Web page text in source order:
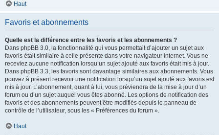
Haut
Favoris et abonnements
Quelle est la différence entre les favoris et les abonnements ?
Dans phpBB 3.0, la fonctionnalité qui vous permettait d’ajouter un sujet aux
favoris était similaire à celle présente dans votre navigateur internet. Vous ne
receviez aucune notification lorsqu’un sujet ajouté aux favoris était mis à jour.
Dans phpBB 3.3, les favoris sont davantage similaires aux abonnements. Vous
pouvez à présent recevoir une notification lorsqu’un sujet ajouté aux favoris est
mis à jour. L’abonnement, quant à lui, vous préviendra de la mise à jour d’un
forum ou d’un sujet auquel vous êtes abonné. Les options de notification des
favoris et des abonnements peuvent être modifiés depuis le panneau de
contrôle de l’utilisateur, sous les « Préférences du forum ».
Haut